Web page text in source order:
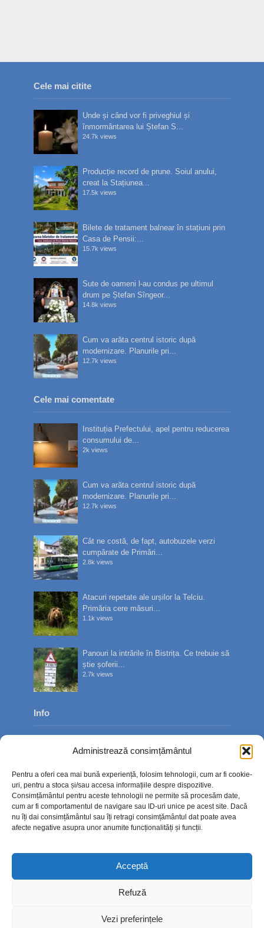
Administrează consimțământul
Pentru a oferi cea mai bună experiență, folosim tehnologii, cum ar fi cookie-
uri, pentru a stoca și/sau accesa informațiile despre dispozitive.
Consimțământul pentru aceste tehnologii ne permite să procesăm date,
cum ar fi comportamentul de navigare sau ID-uri unice pe acest site. Dacă
nu îți dai consimțământul sau îți retragi consimțământul dat poate avea
afecte negative asupra unor anumite funcționalități și funcții.
Acceptă
Refuză
Vezi preferințele
Cele mai citite
Unde și când vor fi priveghiul și
înmormântarea lui Ștefan S...
24.7k views
Producție record de prune. Soiul anului,
creat la Stațiunea...
17.5k views
Bilete de tratament balnear în stațiuni prin
Casa de Pensii:...
15.7k views
Sute de oameni l-au condus pe ultimul
drum pe Ștefan Sîngeor...
14.8k views
Cum va arăta centrul istoric după
modernizare. Planurile pri...
12.7k views
Cele mai comentate
Instituția Prefectului, apel pentru reducerea
consumului de...
2k views
Cum va arăta centrul istoric după
modernizare. Planurile pri...
12.7k views
Cât ne costă, de fapt, autobuzele verzi
cumpărate de Primări...
2.8k views
Atacuri repetate ale urșilor la Telciu.
Primăria cere măsuri...
1.1k views
Panouri la intrările în Bistrița. Ce trebuie să
știe șoferii...
2.7k views
Info
Contact
Politica de confidențialitate
Politică cookie-uri (UE)